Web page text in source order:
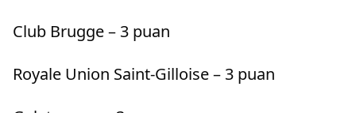
Club Brugge – 3 puan
Royale Union Saint-Gilloise – 3 puan